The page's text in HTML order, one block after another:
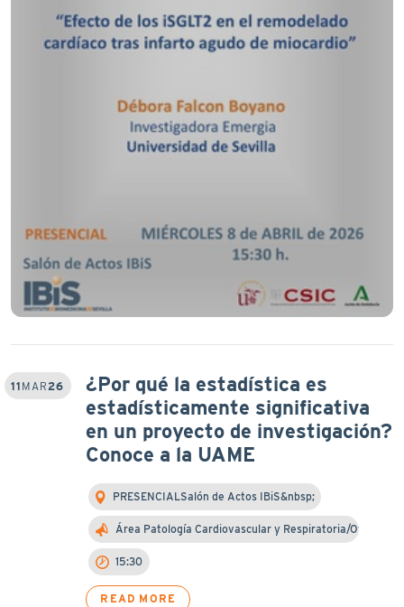
11 MAR 26
¿Por qué la estadística es
estadísticamente significativa
en un proyecto de investigación?
Conoce a la UAME
PRESENCIALSalón de Actos IBiS&nbsp;
Área Patología Cardiovascular y Respiratoria/Otra…
15:30
READ MORE